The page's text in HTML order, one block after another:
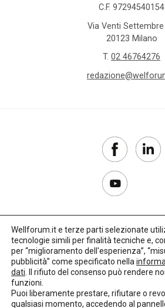
C.F. 97294540154
Via Venti
20123 Milano
T. 02 46764276
Copyright
Privacy Policy
Credits: LO Studio
Wellforum.it e terze parti selezionate
tecnologie simili per finalità tecniche e,
per “miglioramento dell'esperienza”,
pubblicità” come specificato nella
dati . Il rifiuto del consenso può rendere
funzioni.
Puoi liberamente prestare, rifiutare o
qualsiasi momento, accedendo al